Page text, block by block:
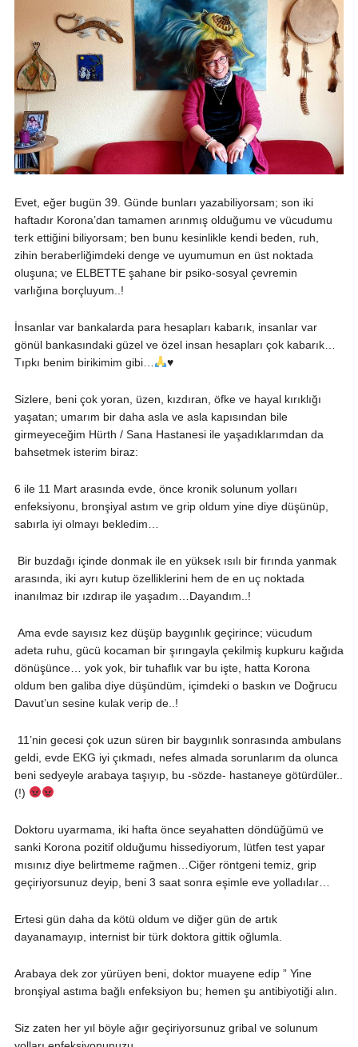
Evet, eğer bugün 39. Günde bunları yazabiliyorsam; son iki
haftadır Korona’dan tamamen arınmış olduğumu ve vücudumu
terk ettiğini biliyorsam; ben bunu kesinlikle kendi beden, ruh,
zihin beraberliğimdeki denge ve uyumumun en üst noktada
oluşuna; ve ELBETTE şahane bir psiko-sosyal çevremin
varlığına borçluyum..!
İnsanlar var bankalarda para hesapları kabarık, insanlar var
gönül bankasındaki güzel ve özel insan hesapları çok kabarık…
Tıpkı benim birikimim gibi…
♥️
Sizlere, beni çok yoran, üzen, kızdıran, öfke ve hayal kırıklığı
yaşatan; umarım bir daha asla ve asla kapısından bile
girmeyeceğim Hürth / Sana Hastanesi ile yaşadıklarımdan da
bahsetmek isterim biraz:
6 ile 11 Mart arasında evde, önce kronik solunum yolları
enfeksiyonu, bronşiyal astım ve grip oldum yine diye düşünüp,
sabırla iyi olmayı bekledim…
Bir buzdağı içinde donmak ile en yüksek ısılı bir fırında yanmak
arasında, iki ayrı kutup özelliklerini hem de en uç noktada
inanılmaz bir ızdırap ile yaşadım…Dayandım..!
Ama evde sayısız kez düşüp baygınlık geçirince; vücudum
adeta ruhu, gücü kocaman bir şırıngayla çekilmiş kupkuru kağıda
dönüşünce… yok yok, bir tuhaflık var bu işte, hatta Korona
oldum ben galiba diye düşündüm, içimdeki o baskın ve Doğrucu
Davut’un sesine kulak verip de..!
11’nin gecesi çok uzun süren bir baygınlık sonrasında ambulans
geldi, evde EKG iyi çıkmadı, nefes almada sorunlarım da olunca
beni sedyeyle arabaya taşıyıp, bu -sözde- hastaneye götürdüler..
(!)
Doktoru uyarmama, iki hafta önce seyahatten döndüğümü ve
sanki Korona pozitif olduğumu hissediyorum, lütfen test yapar
mısınız diye belirtmeme rağmen…Ciğer röntgeni temiz, grip
geçiriyorsunuz deyip, beni 3 saat sonra eşimle eve yolladılar…
Ertesi gün daha da kötü oldum ve diğer gün de artık
dayanamayıp, internist bir türk doktora gittik oğlumla.
Arabaya dek zor yürüyen beni, doktor muayene edip ” Yine
bronşiyal astıma bağlı enfeksiyon bu; hemen şu antibiyotiği alın.
Siz zaten her yıl böyle ağır geçiriyorsunuz gribal ve solunum